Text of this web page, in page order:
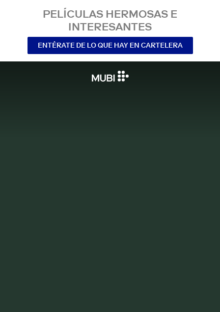
PELÍCULAS HERMOSAS E
INTERESANTES
ENTÉRATE DE LO QUE HAY EN CARTELERA